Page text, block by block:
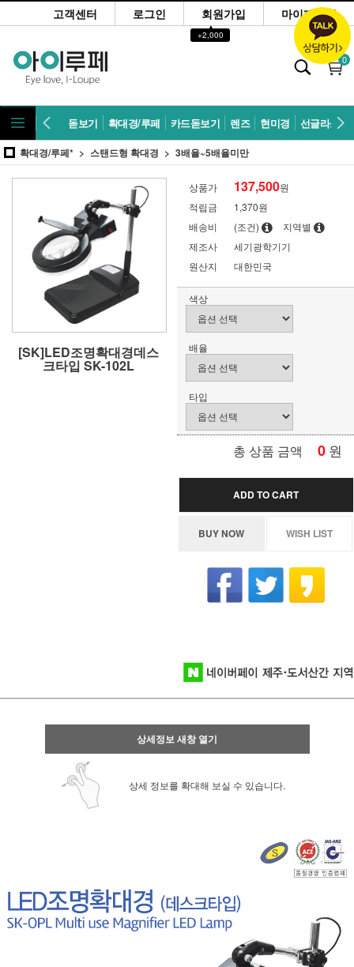
고객센터 로그인 회원가입
▲
+2,000
마이페이지
0
돋보기 확대경/루페 카드돋보기 렌즈 현미경 선글라스
확대경/루페* 스탠드형 확대경 3배율~5배율미만
[SK]LED조명확대경데스
크타입 SK-102L
상품가 137,500원
적립금
1,370원
배송비
(조건)
지역별
제조사
세기광학기기
원산지
대한민국
색상
배율
타입
총 상품 금액 0 원
ADD TO CART
BUY NOW WISH LIST
상세정보 새창 열기
상세 정보를 확대해 보실 수 있습니다.